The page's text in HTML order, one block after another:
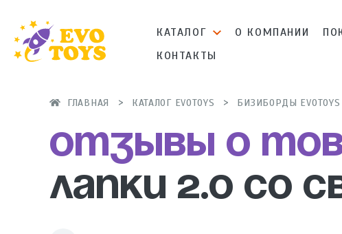
КАТАЛОГ О КОМПАНИИ
КОНТАКТЫ
ГЛАВНАЯ КАТАЛОГ EVOTOYS БИЗИБОРДЫ EVOTOYS
Отзывы о
Лапки 2.0 со